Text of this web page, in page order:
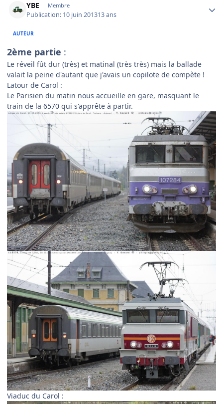
YBE Membre
Publication: 10 juin 201313 ans
AUTEUR
2ème partie :
Le réveil fût dur (très) et matinal (très très) mais la ballade
valait la peine d'autant que j'avais un copilote de compète !
Latour de Carol :
Le Parisien du matin nous accueille en gare, masquant le
train de la 6570 qui s'apprête à partir.
Viaduc du Carol :